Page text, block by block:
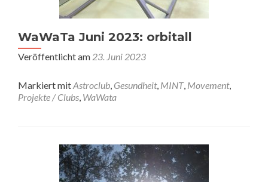
WaWaTa Juni 2023: orbitall
Veröffentlicht am 23. Juni 2023
Markiert mitAstroclub, Gesundheit, MINT, Movement,
Projekte / Clubs, WaWata